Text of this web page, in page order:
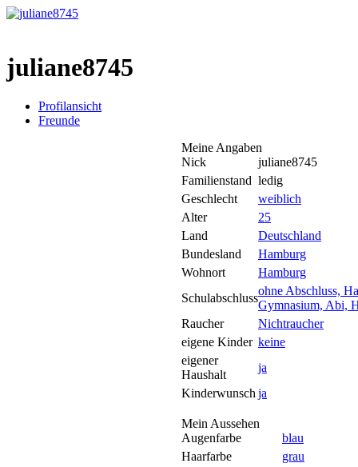
juliane8745
Profilansicht
Freunde
Meine Angaben
Nick
juliane8745
Familienstand ledig
Geschlecht
weiblich
Alter
25
Land
Deutschland
Bundesland
Hamburg
Wohnort
Hamburg
Schulabschluss
ohne Abschluss,
Gymnasium, Abi,
Raucher
Nichtraucher
eigene Kinder keine
eigener
Haushalt
ja
Kinderwunschja
Mein Aussehen
Augenfarbe
blau
Haarfarbe
grau